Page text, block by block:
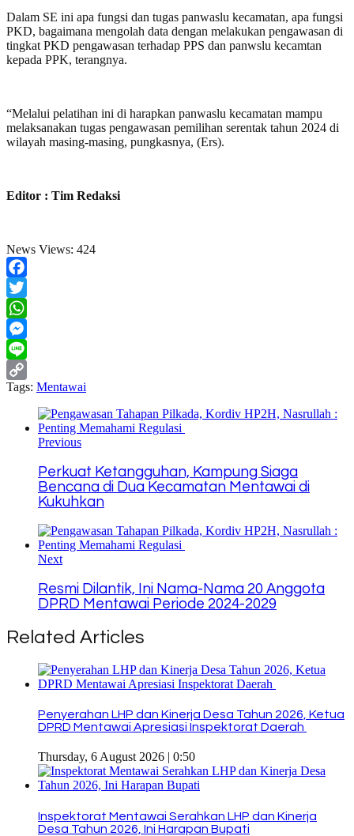
Dalam SE ini apa fungsi dan tugas panwaslu kecamatan, apa fungsi
PKD, bagaimana mengolah data dengan melakukan pengawasan di
tingkat PKD pengawasan terhadap PPS dan panwslu kecamtan
kepada PPK, terangnya.
“Melalui pelatihan ini di harapkan panwaslu kecamatan mampu
melaksanakan tugas pengawasan pemilihan serentak tahun 2024 di
wilayah masing-masing, pungkasnya, (Ers).
Editor : Tim Redaksi
News Views: 424
Facebook
Twitter
WhatsApp
Messenger
Line
Copy
Tags: Mentawai
Previous
Perkuat Ketangguhan, Kampung Siaga
Bencana di Dua Kecamatan Mentawai di
Kukuhkan
Next
Resmi Dilantik, Ini Nama-Nama 20 Anggota
DPRD Mentawai Periode 2024-2029
Related Articles
Penyerahan LHP dan Kinerja Desa Tahun 2026, Ketua
DPRD Mentawai Apresiasi Inspektorat Daerah
Thursday, 6 August 2026 | 0:50
Inspektorat Mentawai Serahkan LHP dan Kinerja
Desa Tahun 2026, Ini Harapan Bupati